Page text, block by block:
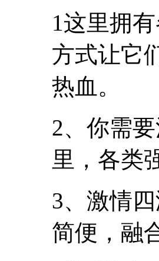
1这里拥
方式让它
热血。
2、你需
里，各类
3、激情
简便，融